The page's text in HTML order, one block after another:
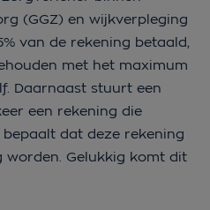
(GGZ) en wijkverpleging
van de rekening betaald,
met het maximum
Daarnaast stuurt een
een rekening die
dat deze rekening
worden. Gelukkig komt dit